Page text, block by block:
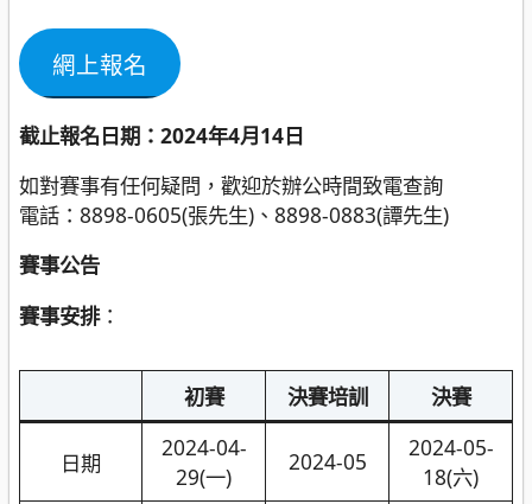
網上報名
截止報名日期：2024年4月14日
如對賽事有任何疑問，歡迎於辦公時間致電查詢
電話：8898-0605(張先生)、8898-0883(譚先生)
賽事公告
賽事安排：
初賽 決賽培訓 決賽
日期
2024-04-
29(一)
2024-05
2024-05-
18(六)